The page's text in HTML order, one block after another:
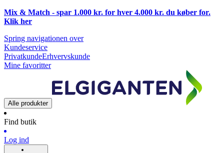
Mix & Match - spar 1.000 kr. for hver 4.000 kr. du køber for.
Klik her
Spring navigationen over
Kundeservice
PrivatkundeErhvervskunde
Mine favoritter
Alle produkter
Find butik
Log ind